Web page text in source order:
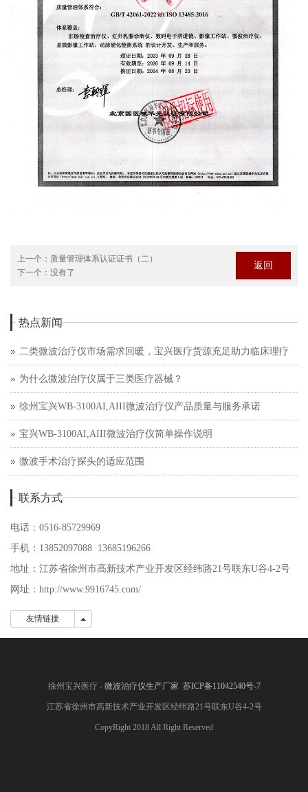
上一个： 质量管理体系认证证书（二）
下一个： 没有了
返回
热点新闻
二类微波治疗仪市场需求回暖，宝兴医疗货源充足助力临床理疗
为什么微波治疗仪属于三类医疗器械？
徐州宝兴WB-3100AI,AIII微波治疗仪产品质量与服务承诺
宝兴WB-3100AI,AIII微波治疗仪简单操作说明
微波手术治疗探头的适应范围
联系方式
电话：0516-85729969
手机：13852097088 13685196266
地址：江苏省徐州市高新技术产业开发区经纬路21号联东U谷4-2号
网址：http://www.9916745.com/
友情链接
徐州宝兴医疗 - 微波治疗仪生产厂家 苏ICP备11042540号-7
江苏省徐州市高新技术产业开发区经纬路21号联东U谷4-2号
CopyRight 2018 All Right Reserved